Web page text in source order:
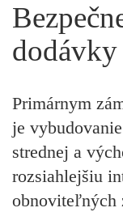
dodávky
Primárnym
je
strednej a
rozsiahlejšiu
obnoviteľných